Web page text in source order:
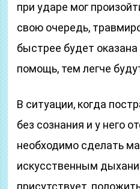
при ударе мог
свою очередь,
быстрее будет
помощь, тем легче
В ситуации, когда
без сознания и у него
необходимо сделать
искусственным
присутствует,